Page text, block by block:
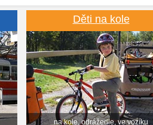
Děti na kole
na kole, odrážedle, ve vozíku